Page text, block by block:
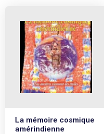
La mémoire cosmique
amérindienne